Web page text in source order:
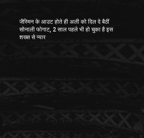
जैस्मिन के आउट होते ही अली को दिल दे बैठीं
सोनाली फोगाट, 2 साल पहले भी हो चुका है इस
शख्स से प्यार